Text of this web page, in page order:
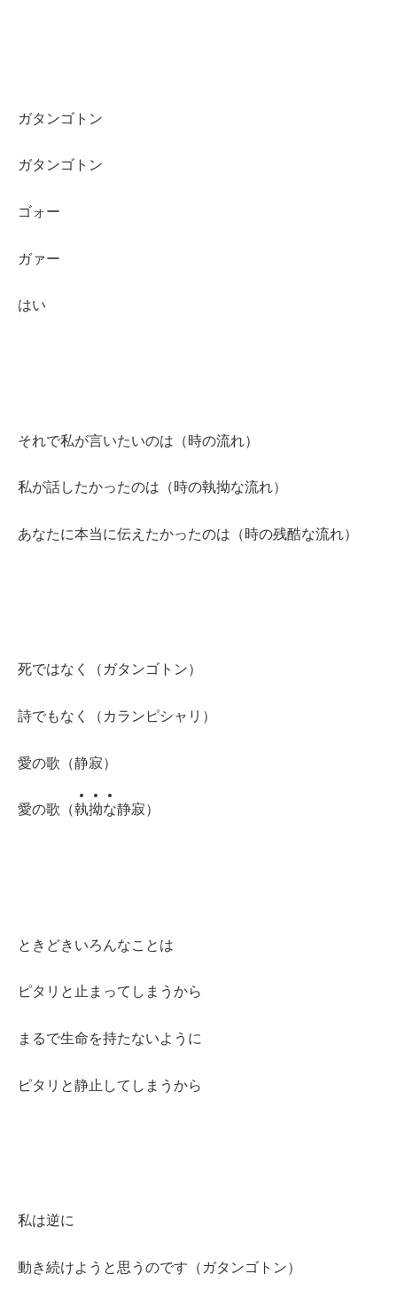
ガタンゴトン
ガタンゴトン
ゴォー
ガァー
はい
それで私が言いたいのは（時の流れ）
私が話したかったのは（時の執拗な流れ）
あなたに本当に伝えたかったのは（時の残酷な流れ）
死ではなく（ガタンゴトン）
詩でもなく（カランピシャリ）
愛の歌（静寂）
愛の歌（執拗な静寂）
ときどきいろんなことは
ピタリと止まってしまうから
まるで生命を持たないように
ピタリと静止してしまうから
私は逆に
動き続けようと思うのです（ガタンゴトン）